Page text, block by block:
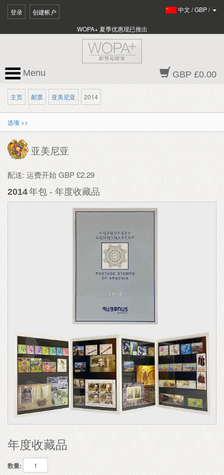
登录 创建帐户 中文 /GBP/
WOPA+ 夏季优惠现已推出
GBP £0.00
Menu
主页 邮票 亚美尼亚 2014
选项 >>
亚美尼亚
配送: 运费开始 GBP £2.29
2014年包 - 年度收藏品
年度收藏品
数量: